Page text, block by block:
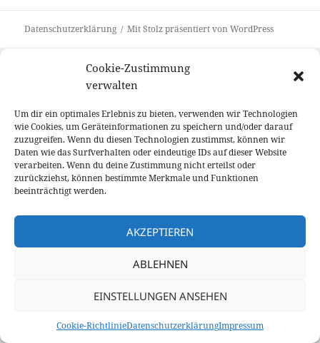
Cookie-Zustimmung
verwalten
Um dir ein optimales Erlebnis zu bieten, verwenden wir Technologien
wie Cookies, um Geräteinformationen zu speichern und/oder darauf
zuzugreifen. Wenn du diesen Technologien zustimmst, können wir
Daten wie das Surfverhalten oder eindeutige IDs auf dieser Website
verarbeiten. Wenn du deine Zustimmung nicht erteilst oder
zurückziehst, können bestimmte Merkmale und Funktionen
beeinträchtigt werden.
AKZEPTIEREN
ABLEHNEN
EINSTELLUNGEN ANSEHEN
Cookie-RichtlinieDatenschutzerklärungImpressum
Datenschutzerklärung Mit Stolz präsentiert von WordPress